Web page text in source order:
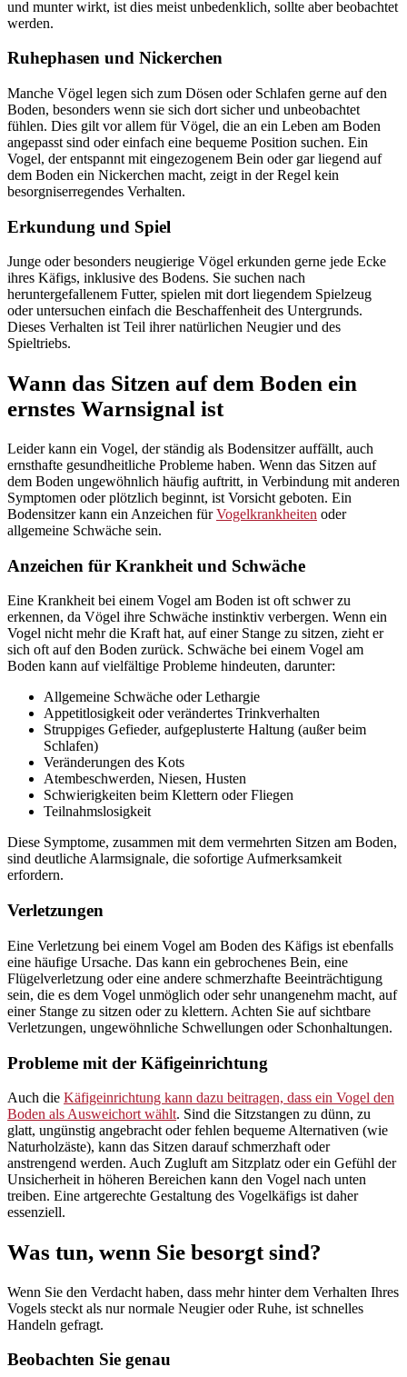
und munter wirkt, ist dies meist unbedenklich, sollte aber beobachtet
werden.
Ruhephasen und Nickerchen
Manche Vögel legen sich zum Dösen oder Schlafen gerne auf den
Boden, besonders wenn sie sich dort sicher und unbeobachtet
fühlen. Dies gilt vor allem für Vögel, die an ein Leben am Boden
angepasst sind oder einfach eine bequeme Position suchen. Ein
Vogel, der entspannt mit eingezogenem Bein oder gar liegend auf
dem Boden ein Nickerchen macht, zeigt in der Regel kein
besorgniserregendes Verhalten.
Erkundung und Spiel
Junge oder besonders neugierige Vögel erkunden gerne jede Ecke
ihres Käfigs, inklusive des Bodens. Sie suchen nach
heruntergefallenem Futter, spielen mit dort liegendem Spielzeug
oder untersuchen einfach die Beschaffenheit des Untergrunds.
Dieses Verhalten ist Teil ihrer natürlichen Neugier und des
Spieltriebs.
Wann das Sitzen auf dem Boden ein
ernstes Warnsignal ist
Leider kann ein Vogel, der ständig als Bodensitzer auffällt, auch
ernsthafte gesundheitliche Probleme haben. Wenn das Sitzen auf
dem Boden ungewöhnlich häufig auftritt, in Verbindung mit anderen
Symptomen oder plötzlich beginnt, ist Vorsicht geboten. Ein
Bodensitzer kann ein Anzeichen fürVogelkrankheiten oder
allgemeine Schwäche sein.
Anzeichen für Krankheit und Schwäche
Eine Krankheit bei einem Vogel am Boden ist oft schwer zu
erkennen, da Vögel ihre Schwäche instinktiv verbergen. Wenn ein
Vogel nicht mehr die Kraft hat, auf einer Stange zu sitzen, zieht er
sich oft auf den Boden zurück. Schwäche bei einem Vogel am
Boden kann auf vielfältige Probleme hindeuten, darunter:
Allgemeine Schwäche oder Lethargie
Appetitlosigkeit oder verändertes Trinkverhalten
Struppiges Gefieder, aufgeplusterte Haltung (außer beim
Schlafen)
Veränderungen des Kots
Atembeschwerden, Niesen, Husten
Schwierigkeiten beim Klettern oder Fliegen
Teilnahmslosigkeit
Diese Symptome, zusammen mit dem vermehrten Sitzen am Boden,
sind deutliche Alarmsignale, die sofortige Aufmerksamkeit
erfordern.
Verletzungen
Eine Verletzung bei einem Vogel am Boden des Käfigs ist ebenfalls
eine häufige Ursache. Das kann ein gebrochenes Bein, eine
Flügelverletzung oder eine andere schmerzhafte Beeinträchtigung
sein, die es dem Vogel unmöglich oder sehr unangenehm macht, auf
einer Stange zu sitzen oder zu klettern. Achten Sie auf sichtbare
Verletzungen, ungewöhnliche Schwellungen oder Schonhaltungen.
Probleme mit der Käfigeinrichtung
Auch die Käfigeinrichtung kann dazu beitragen, dass ein Vogel den
Boden als Ausweichort wählt. Sind die Sitzstangen zu dünn, zu
glatt, ungünstig angebracht oder fehlen bequeme Alternativen (wie
Naturholzäste), kann das Sitzen darauf schmerzhaft oder
anstrengend werden. Auch Zugluft am Sitzplatz oder ein Gefühl der
Unsicherheit in höheren Bereichen kann den Vogel nach unten
treiben. Eine artgerechte Gestaltung des Vogelkäfigs ist daher
essenziell.
Was tun, wenn Sie besorgt sind?
Wenn Sie den Verdacht haben, dass mehr hinter dem Verhalten Ihres
Vogels steckt als nur normale Neugier oder Ruhe, ist schnelles
Handeln gefragt.
Beobachten Sie genau